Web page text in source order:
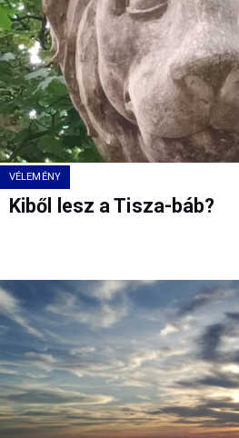
VÉLEMÉNY
Kiből lesz a Tisza-báb?